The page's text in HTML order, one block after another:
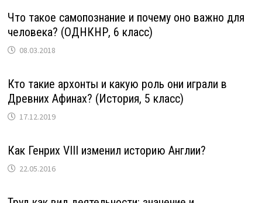
Что такое самопознание и почему оно важно для
человека? (ОДНКНР, 6 класс)
08.03.2018
Кто такие архонты и какую роль они играли в
Древних Афинах? (История, 5 класс)
17.12.2019
Как Генрих VIII изменил историю Англии?
22.05.2016